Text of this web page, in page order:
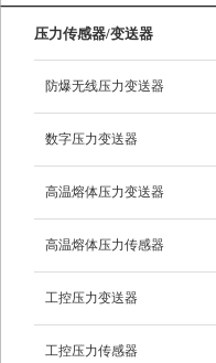
压力传感器/变送器
防爆无线压力变送器
数字压力变送器
高温熔体压力变送器
高温熔体压力传感器
工控压力变送器
工控压力传感器